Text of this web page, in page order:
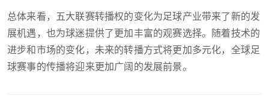
总体来看，五大联赛转播权的变化为足球产业带来了新的发
展机遇，也为球迷提供了更加丰富的观赛选择。随着技术的
进步和市场的变化，未来的转播方式将更加多元化，全球足
球赛事的传播将迎来更加广阔的发展前景。